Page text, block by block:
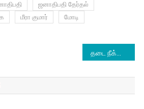
ஜனாதிபதி தேர்தல்
மீரா குமார்
மோடி
தடை நீக்கி உத்தரவிட்ட உயர்நீதிமன்றம்